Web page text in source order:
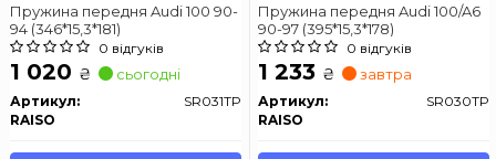
Пружина передня Audi 100 90-
94 (346*15,3*181)
0 відгуків
1 020 ₴ сьогодні
Артикул:
SR031TP
RAISO
Пружина передня Audi 100/A6
90-97 (395*15,3*178)
0 відгуків
1 233 ₴ завтра
Артикул:
SR030TP
RAISO